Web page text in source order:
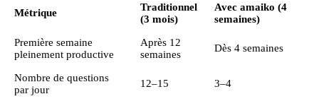
Métrique
Traditionnel
(3 mois)
Avec amaiko (4
semaines)
Première semaine
pleinement productive
Après 12
semaines
Dès 4 semaines
Nombre de questions
par jour
12–15 3–4